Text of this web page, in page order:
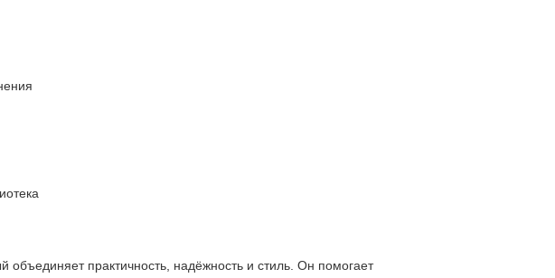
практичность, надёжность и стиль. Он помогает